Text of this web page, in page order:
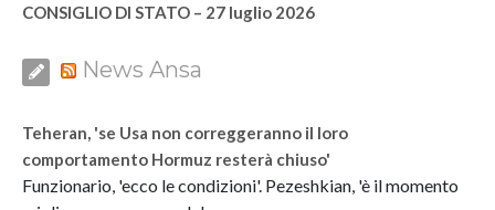
CONSIGLIO DI STATO – 27 luglio 2026
News Ansa
Teheran, 'se Usa non correggeranno il loro
comportamento Hormuz resterà chiuso'
Funzionario, 'ecco le condizioni'. Pezeshkian, 'è il momento